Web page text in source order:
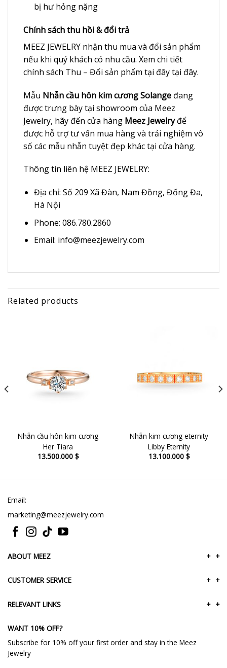
bị hư hỏng nặng
Chính sách thu hồi & đổi trả
MEEZ JEWELRY nhận thu mua và đổi sản phẩm
nếu khi quý khách có nhu cầu. Xem chi tiết
chính sách Thu – Đổi sản phẩm tại đâytại đây.
Mẫu Nhẫn cầu hôn kim cương Solange đang
được trưng bày tại showroom của Meez
Jewelry, hãy đến cửa hàng Meez Jewelryđể
được hỗ trợ tư vấn mua hàng và trải nghiệm vô
số các mẫu nhẫn tuyệt đẹp khác tại cửa hàng.
Thông tin liên hệ MEEZ JEWELRY:
Địa chỉ: Số 209 Xã Đàn, Nam Đồng, Đống Đa,
Hà Nội
Phone: 086.780.2860
Email: info@meezjewelry.com
Related products
Nhẫn cầu hôn kim cương
Her Tiara
13.500.000 $
Nhẫn kim cương eternity
Libby Eternity
13.100.000 $
Email:
marketing@meezjewelry.com
ABOUT MEEZ +
+
CUSTOMER SERVICE +
+
RELEVANT LINKS +
+
WANT 10% OFF?
Subscribe for 10% off your first order and stay in the Meez
Jewelry